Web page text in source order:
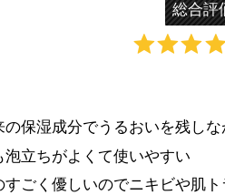
総合評
の保湿成分でうるおいを残し
泡立ちがよくて使いやすい
すごく優しいのでニキビや肌